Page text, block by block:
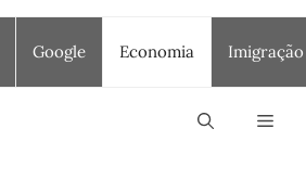
Google Economia Imigração